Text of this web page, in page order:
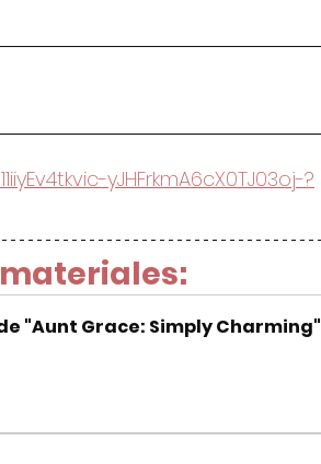
yJHFrkmA6cX0TJ03oj-?
"Aunt Grace: Simply Charming"